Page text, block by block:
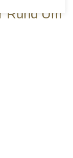
Rund Um